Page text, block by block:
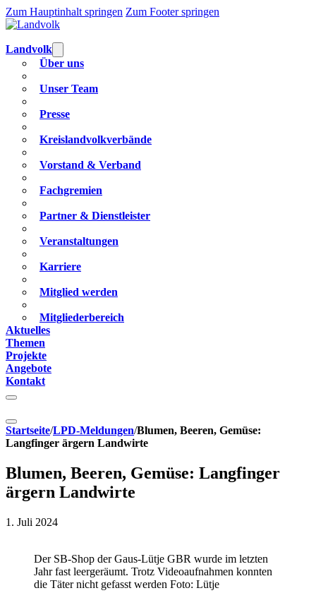
Zum Hauptinhalt springen Zum Footer springen
Landvolk
Über uns
Unser Team
Presse
Kreislandvolkverbände
Vorstand & Verband
Fachgremien
Partner & Dienstleister
Veranstaltungen
Karriere
Mitglied werden
Mitgliederbereich
Aktuelles
Themen
Projekte
Angebote
Kontakt
Startseite/LPD-Meldungen/Blumen, Beeren, Gemüse:
Langfinger ärgern Landwirte
Blumen, Beeren, Gemüse: Langfinger
ärgern Landwirte
1. Juli 2024
Der SB-Shop der Gaus-Lütje GBR wurde im letzten
Jahr fast leergeräumt. Trotz Videoaufnahmen konnten
die Täter nicht gefasst werden Foto: Lütje